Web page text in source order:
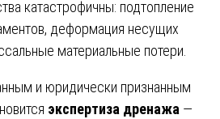
катастрофичны: подтопление
деформация несущих
материальные потери.
и юридически признанным
экспертиза дренажа —